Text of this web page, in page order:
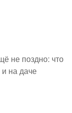
не поздно: что
на даче